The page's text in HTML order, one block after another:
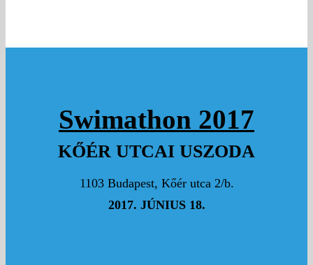
TAR DÁNIEL
Swimathon 2017
KŐÉR UTCAI USZODA
1103 Budapest, Kőér utca 2/b.
2017. JÚNIUS 18.